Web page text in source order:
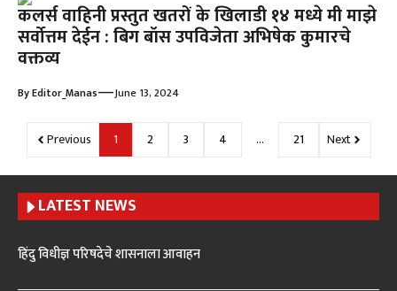
कलर्स वाहिनी प्रस्तुत खतरों के खिलाडी १४ मध्ये मी माझे
सर्वोत्तम देईन : बिग बॉस उपविजेता अभिषेक कुमारचे
वक्तव्य
ByEditor_Manas—June 13, 2024
Previous 1 2 3 4 … 21 Next
LATEST NEWS
हिंदु विधीज्ञ परिषदेचे शासनाला आवाहन